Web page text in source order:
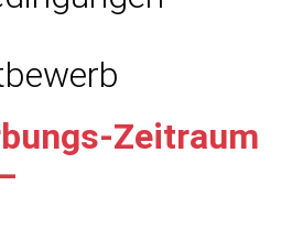
Zeitraum